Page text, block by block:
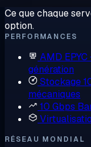
Ce que chaque
option.
PERFORMANCES
AMD EPYC
génération
Stockage
mécaniques
10 Gbps
RÉSEAU MONDIAL